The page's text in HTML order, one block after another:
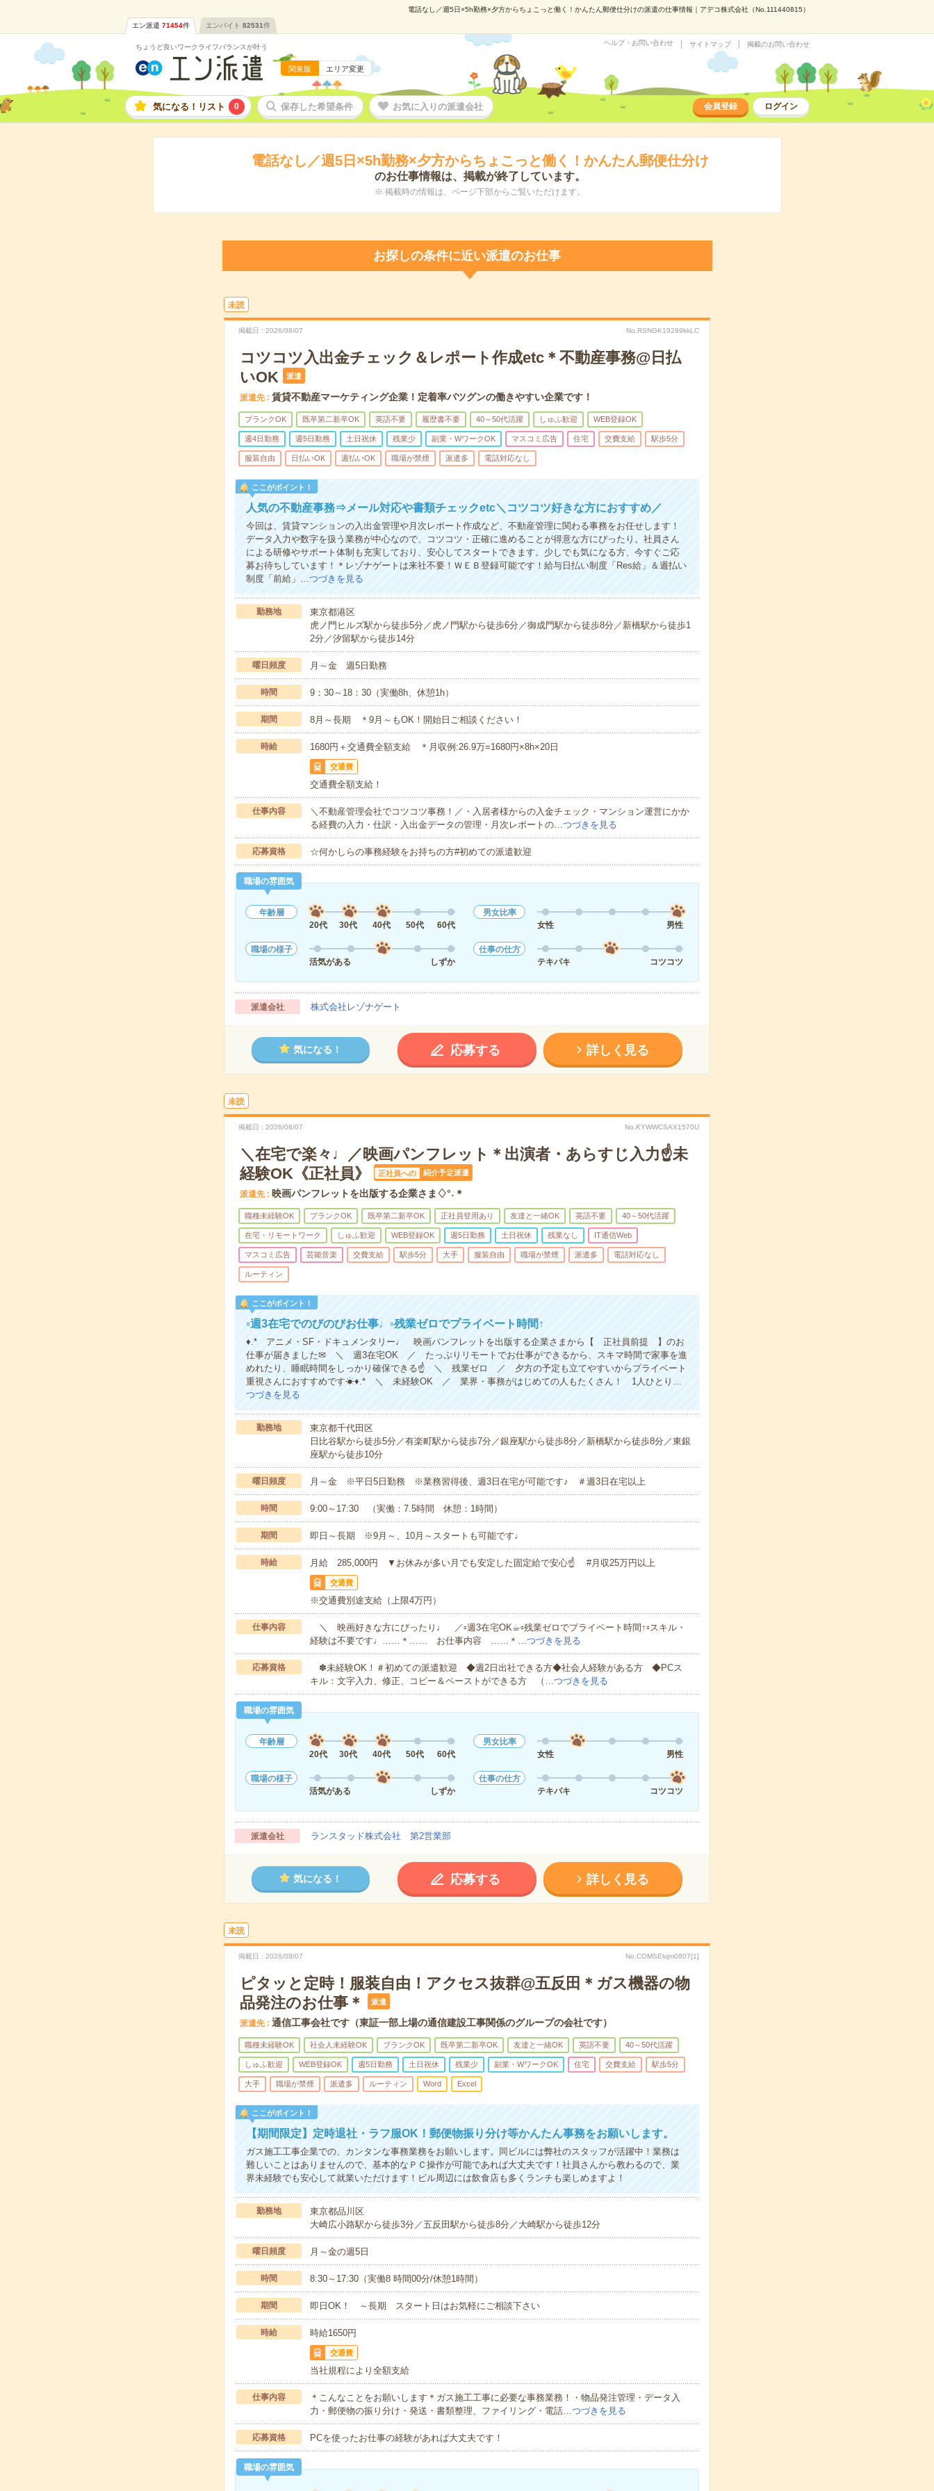
電話なし／週5日×5h勤務×夕方からちょこっと働く！かんたん郵便仕分けの派遣の仕事情報｜アデコ株式会社（No.111440815）
エン派遣 71454件 エンバイト 82531件
ちょうど良いワークライフバランスが叶う
関東版 エリア変更
ヘルプ・お問い合わせ サイトマップ 掲載のお問い合わせ
気になる！リスト 0 保存した希望条件 お気に入りの派遣会社 会員登録 ログイン
電話なし／週5日×5h勤務×夕方からちょこっと働く！かんたん郵便仕分け
のお仕事情報は、掲載が終了しています。
※ 掲載時の情報は、ページ下部からご覧いただけます。
お探しの条件に近い派遣のお仕事
未読
掲載日 2026/08/07 No.RSNGK19289kkLC
コツコツ入出金チェック＆レポート作成etc＊不動産事務@日払
いOK
派遣
派遣先 賃貸不動産マーケティング企業！定着率バツグンの働きやすい企業です！
ブランクOK 既卒第二新卒OK 英語不要 履歴書不要 40～50代活躍 しゅふ歓迎 WEB登録OK
週4日勤務 週5日勤務 土日祝休 残業少 副業・WワークOK マスコミ広告 住宅 交費支給 駅歩5分
服装自由 日払いOK 週払いOK 職場が禁煙 派遣多 電話対応なし
ここがポイント！
人気の不動産事務⇒メール対応や書類チェックetc＼コツコツ好きな方におすすめ／
今回は、賃貸マンションの入出金管理や月次レポート作成など、不動産管理に関わる事務をお任せします！
データ入力や数字を扱う業務が中心なので、コツコツ・正確に進めることが得意な方にぴったり。社員さん
による研修やサポート体制も充実しており、安心してスタートできます。少しでも気になる方、今すぐご応
募お待ちしています！＊レゾナゲートは来社不要！ＷＥＢ登録可能です！給与日払い制度「Res給」＆週払い
制度「前給」…つづきを見る
勤務地
東京都港区
虎ノ門ヒルズ駅から徒歩5分／虎ノ門駅から徒歩6分／御成門駅から徒歩8分／新橋駅から徒歩1
2分／汐留駅から徒歩14分
曜日頻度 月～金 週5日勤務
時間 9：30～18：30（実働8h、休憩1h）
期間 8月～長期 ＊9月～もOK！開始日ご相談ください！
時給 1680円＋交通費全額支給 ＊月収例:26.9万=1680円×8h×20日
交通費
交通費全額支給！
仕事内容
＼不動産管理会社でコツコツ事務！／・入居者様からの入金チェック・マンション運営にかか
る経費の入力・仕訳・入出金データの管理・月次レポートの…つづきを見る
応募資格 ☆何かしらの事務経験をお持ちの方#初めての派遣歓迎
職場の雰囲気
年齢層
20代
30代 40代 50代 60代
男女比率
女性
男性
職場の様子
活気がある
しずか
仕事の仕方
テキパキ
コツコツ
派遣会社 株式会社レゾナゲート
気になる！ 応募する 詳しく見る
未読
掲載日 2026/08/07 No.KYWWCSAX1570U
＼在宅で楽々♩／映画パンフレット＊出演者・あらすじ入力☝未
経験OK《正社員》
正社員への 紹介予定派遣
派遣先 映画パンフレットを出版する企業さま♢°˖＊
職種未経験OK ブランクOK 既卒第二新卒OK 正社員登用あり 友達と一緒OK 英語不要 40～50代活躍
在宅・リモートワーク しゅふ歓迎 WEB登録OK 週5日勤務 土日祝休 残業なし IT通信Web
マスコミ広告 芸能音楽 交費支給 駅歩5分 大手 服装自由 職場が禁煙 派遣多 電話対応なし
ルーティン
ここがポイント！
▫週3在宅でのびのびお仕事♩▫残業ゼロでプライベート時間↑
♦.* アニメ・SF・ドキュメンタリー♩ 映画パンフレットを出版する企業さまから【 正社員前提 】のお
仕事が届きました✉ ＼ 週3在宅OK ／ たっぷりリモートでお仕事ができるから、スキマ時間で家事を進
めれたり、睡眠時間をしっかり確保できる☝ ＼ 残業ゼロ ／ 夕方の予定も立てやすいからプライベート
重視さんにおすすめです☀♦.* ＼ 未経験OK ／ 業界・事務がはじめての人もたくさん！ 1人ひとり…
つづきを見る
勤務地
東京都千代田区
日比谷駅から徒歩5分／有楽町駅から徒歩7分／銀座駅から徒歩8分／新橋駅から徒歩8分／東銀
座駅から徒歩10分
曜日頻度 月～金 ※平日5日勤務 ※業務習得後、週3日在宅が可能です♪ ＃週3日在宅以上
時間 9:00～17:30 （実働：7.5時間 休憩：1時間）
期間 即日～長期 ※9月～、10月～スタートも可能です♩
時給 月給 285,000円 ▼お休みが多い月でも安定した固定給で安心☝ #月収25万円以上
交通費
※交通費別途支給（上限4万円）
仕事内容
＼ 映画好きな方にぴったり♩ ／▫週3在宅OK☕︎▫残業ゼロでプライベート時間↑▫スキル・
経験は不要です♩……＊…… お仕事内容 ……＊…つづきを見る
応募資格
✽未経験OK！＃初めての派遣歓迎 ◆週2日出社できる方◆社会人経験がある方 ◆PCス
キル：文字入力、修正、コピー＆ペーストができる方 （…つづきを見る
職場の雰囲気
年齢層
20代
30代 40代 50代 60代
男女比率
女性
男性
職場の様子
活気がある
しずか
仕事の仕方
テキパキ
コツコツ
派遣会社 ランスタッド株式会社 第2営業部
気になる！ 応募する 詳しく見る
未読
掲載日 2026/08/07 No.COMSElvjm0807[1]
ピタッと定時！服装自由！アクセス抜群@五反田＊ガス機器の物
品発注のお仕事＊
派遣
派遣先 通信工事会社です（東証一部上場の通信建設工事関係のグループの会社です）
職種未経験OK 社会人未経験OK ブランクOK 既卒第二新卒OK 友達と一緒OK 英語不要 40～50代活躍
しゅふ歓迎 WEB登録OK 週5日勤務 土日祝休 残業少 副業・WワークOK 住宅 交費支給 駅歩5分
大手 職場が禁煙 派遣多 ルーティン Word Excel
ここがポイント！
【期間限定】定時退社・ラフ服OK！郵便物振り分け等かんたん事務をお願いします。
ガス施工工事企業での、カンタンな事務業務をお願いします。同ビルには弊社のスタッフが活躍中！業務は
難しいことはありませんので、基本的なＰＣ操作が可能であれば大丈夫です！社員さんから教わるので、業
界未経験でも安心して就業いただけます！ビル周辺には飲食店も多くランチも楽しめますよ！
勤務地
東京都品川区
大崎広小路駅から徒歩3分／五反田駅から徒歩8分／大崎駅から徒歩12分
曜日頻度 月～金の週5日
時間 8:30～17:30（実働8 時間00分/休憩1時間）
期間 即日OK！ ～長期 スタート日はお気軽にご相談下さい
時給 時給1650円
交通費
当社規程により全額支給
仕事内容
＊こんなことをお願いします＊ガス施工工事に必要な事務業務！・物品発注管理・データ入
力・郵便物の振り分け・発送・書類整理、ファイリング・電話…つづきを見る
応募資格 PCを使ったお仕事の経験があれば大丈夫です！
職場の雰囲気